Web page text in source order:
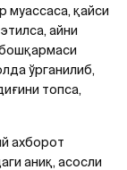
муассаса, қайси
айни
ўрганилиб,
топса,
ахборот
аниқ, асосли